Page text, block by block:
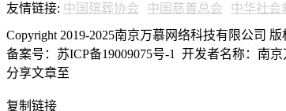
友情链接: 中国殡葬协会 中国慈善总会 中华社会
Copyright 2019-2025南京万慕网络科技有限公司 版
备案号：苏ICP备19009075号-1
开发者名称：南
分享文章至
复制链接